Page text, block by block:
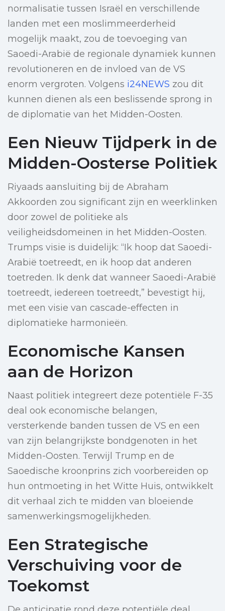
normalisatie tussen Israël en verschillende
landen met een moslimmeerderheid
mogelijk maakt, zou de toevoeging van
Saoedi-Arabië de regionale dynamiek kunnen
revolutioneren en de invloed van de VS
enorm vergroten. Volgens i24NEWS zou dit
kunnen dienen als een beslissende sprong in
de diplomatie van het Midden-Oosten.
Een Nieuw Tijdperk in de
Midden-Oosterse Politiek
Riyaads aansluiting bij de Abraham
Akkoorden zou significant zijn en weerklinken
door zowel de politieke als
veiligheidsdomeinen in het Midden-Oosten.
Trumps visie is duidelijk: “Ik hoop dat Saoedi-
Arabië toetreedt, en ik hoop dat anderen
toetreden. Ik denk dat wanneer Saoedi-Arabië
toetreedt, iedereen toetreedt,” bevestigt hij,
met een visie van cascade-effecten in
diplomatieke harmonieën.
Economische Kansen
aan de Horizon
Naast politiek integreert deze potentiële F-35
deal ook economische belangen,
versterkende banden tussen de VS en een
van zijn belangrijkste bondgenoten in het
Midden-Oosten. Terwijl Trump en de
Saoedische kroonprins zich voorbereiden op
hun ontmoeting in het Witte Huis, ontwikkelt
dit verhaal zich te midden van bloeiende
samenwerkingsmogelijkheden.
Een Strategische
Verschuiving voor de
Toekomst